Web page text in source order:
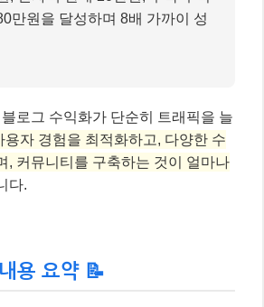
용 요약 📝
에서 새로운 기회를 맞이하고 있습
글을 쓰는 것을 넘어, 전략적인 접
이 필요한 시대입니다. 제가 오늘 말
워드 전략을 잘 활용하신다면, 여러
히 성공적인 수익 창출 플랫폼으로
신뢰를 쌓는 것